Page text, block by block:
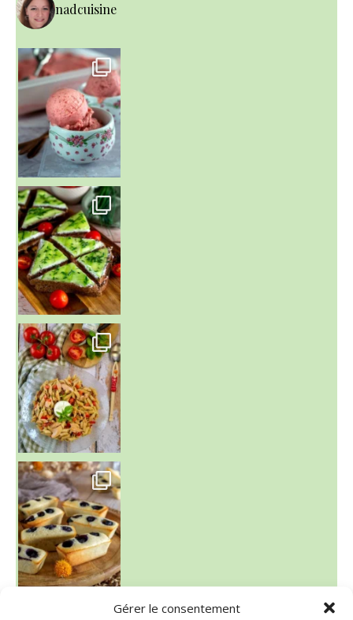
Gérer le consentement
nadcuisine
~ NICE CREAM À LA FRAISE ~
Presque un mois que
~ SALADE DE PÂTES AUX DEUX TOMATES THON ET BURRA
~ FINANCIERS MYRTILLES ET CITRON ~
Aujourd'hu